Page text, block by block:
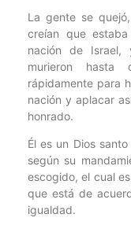
La gente se
creían que
nación de Israel,
murieron hasta
rápidamente para
nación y aplacar
honrado.
Él es un Dios
según su
escogido, el cual
que está de
igualdad.